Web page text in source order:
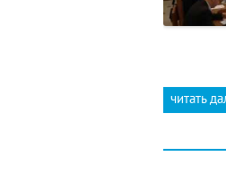
читать